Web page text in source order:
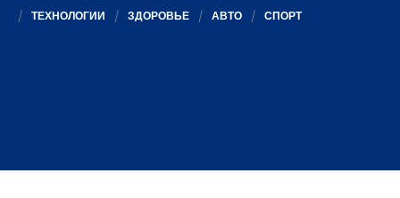
ТЕХНОЛОГИИ
ЗДОРОВЬЕ АВТО СПОРТ